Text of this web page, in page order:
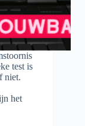
test is
niet.
het